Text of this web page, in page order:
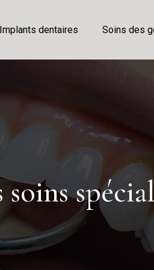
Implants dentaires Soins des